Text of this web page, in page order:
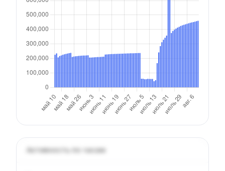
Активность по часам